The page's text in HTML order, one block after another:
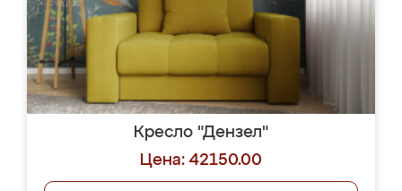
Кресло "Дензел"
Цена: 42150.00